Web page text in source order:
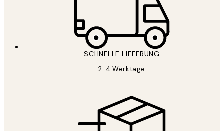
SCHNELLE LIEFERUNG
2-4 Werktage